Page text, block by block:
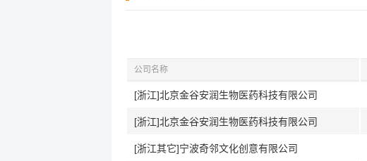
公司名称
[浙江]北京金谷安润生物医药科技有限公司
[浙江]北京金谷安润生物医药科技有限公司
[浙江其它]宁波奇邻文化创意有限公司